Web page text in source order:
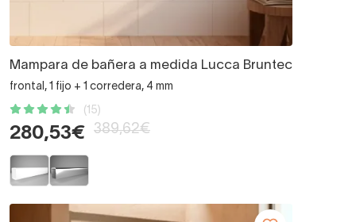
Mampara de bañera a medida Lucca Bruntec
frontal, 1 fijo + 1 corredera, 4 mm
(15)
280,53€ 389,62€